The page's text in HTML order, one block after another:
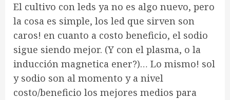
El cultivo con leds ya no es algo nuevo, pero
la cosa es simple, los led que sirven son
caros! en cuanto a costo beneficio, el sodio
sigue siendo mejor. (Y con el plasma, o la
inducción magnetica ener?)… Lo mismo! sol
y sodio son al momento y a nivel
costo/beneficio los mejores medios para